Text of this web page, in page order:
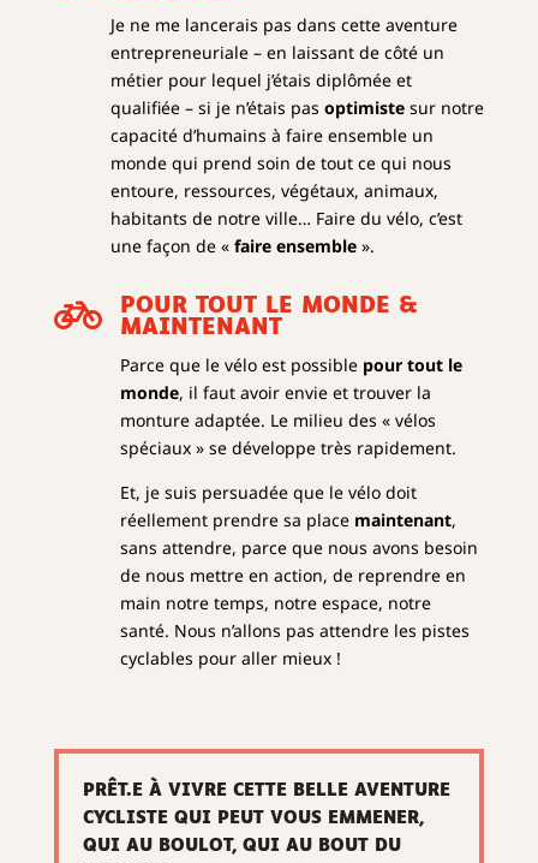
Je ne me lancerais pas dans cette aventure
entrepreneuriale – en laissant de côté un
métier pour lequel j’étais diplômée et
qualifiée – si je n’étais pas optimistesur notre
capacité d’humains à faire ensemble un
monde qui prend soin de tout ce qui nous
entoure, ressources, végétaux, animaux,
habitants de notre ville… Faire du vélo, c’est
une façon de « faire ensemble ».

POUR TOUT LE MONDE &
MAINTENANT
Parce que le vélo est possible pour tout le
monde, il faut avoir envie et trouver la
monture adaptée. Le milieu des « vélos
spéciaux » se développe très rapidement.
Et, je suis persuadée que le vélo doit
réellement prendre sa place maintenant,
sans attendre, parce que nous avons besoin
de nous mettre en action, de reprendre en
main notre temps, notre espace, notre
santé. Nous n’allons pas attendre les pistes
cyclables pour aller mieux !
PRÊT.E À VIVRE CETTE BELLE AVENTURE
CYCLISTE QUI PEUT VOUS EMMENER,
QUI AU BOULOT, QUI AU BOUT DU